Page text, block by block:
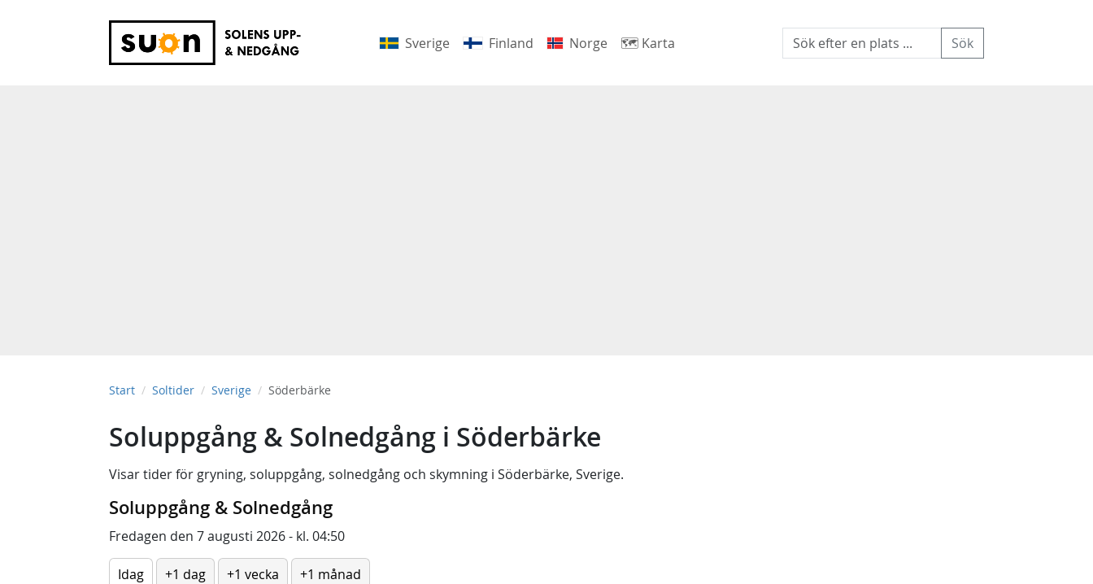
Sverige Finland Norge 🗺 Karta
Start Soltider Sverige Söderbärke
Soluppgång & Solnedgång i Söderbärke
Visar tider för gryning, soluppgång, solnedgång och skymning i Söderbärke, Sverige.
Soluppgång & Solnedgång
Fredagen den 7 augusti 2026 - kl. 04:50
Idag +1 dag +1 vecka
+1 månad